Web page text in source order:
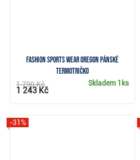
Fashion Sports Wear OREGON pánské
termotričko
Skladem 1ks
1 790 Kč
1 243 Kč
-31%